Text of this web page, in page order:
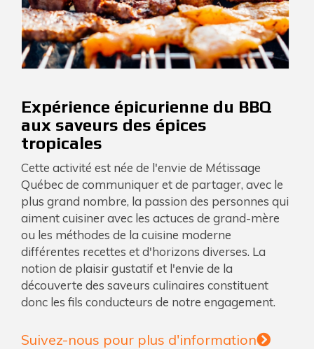
Expérience épicurienne du BBQ
aux saveurs des épices
tropicales
Cette activité est née de l'envie de Métissage
Québec de communiquer et de partager, avec le
plus grand nombre, la passion des personnes qui
aiment cuisiner avec les actuces de grand-mère
ou les méthodes de la cuisine moderne
différentes recettes et d'horizons diverses. La
notion de plaisir gustatif et l'envie de la
découverte des saveurs culinaires constituent
donc les fils conducteurs de notre engagement.
Suivez-nous pour plus d'information